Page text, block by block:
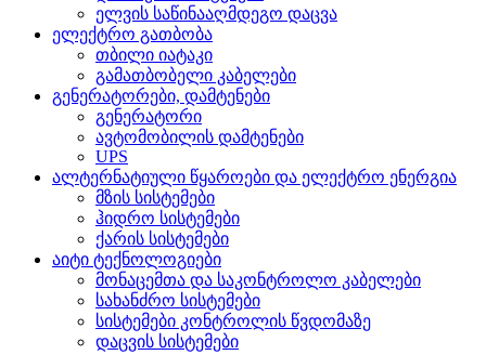
ელვის საწინააღმდეგო დაცვა
ელექტრო გათბობა
თბილი იატაკი
გამათბობელი კაბელები
გენერატორები, დამტენები
გენერატორი
ავტომობილის დამტენები
UPS
ალტერნატიული წყაროები და ელექტრო ენერგია
მზის სისტემები
ჰიდრო სისტემები
ქარის სისტემები
აიტი ტექნოლოგიები
მონაცემთა და საკონტროლო კაბელები
სახანძრო სისტემები
სისტემები კონტროლის წვდომაზე
დაცვის სისტემები